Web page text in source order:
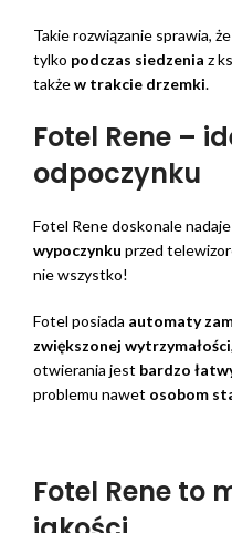
Takie rozwiązanie sprawia,
tylko podczas siedzenia z
takżew trakcie drzemki.
Fotel Rene –
odpoczynku
Fotel Rene doskonale
wypoczynku przed
nie wszystko!
Fotel posiada automaty
zwiększonej wytrzymałości
otwierania jest bardzo
problemu nawet osobom
Fotel Rene to